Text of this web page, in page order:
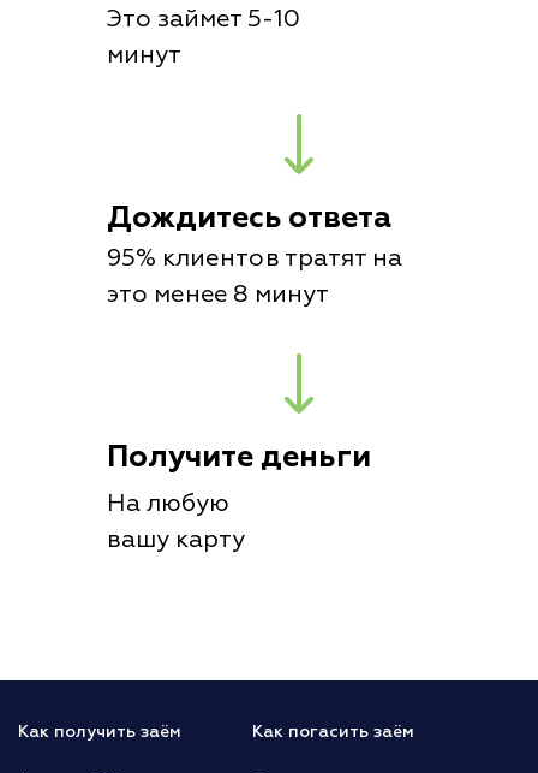
Это займет 5-10
минут
Дождитесь ответа
95% клиентов тратят на
это менее 8 минут
Получите деньги
На любую
вашу карту
Как получить заём Как погасить заём